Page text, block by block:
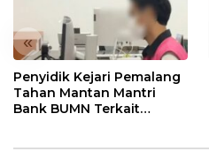
«
Penyidik Kejari Pemalang
Tahan Mantan Mantri
Bank BUMN Terkait